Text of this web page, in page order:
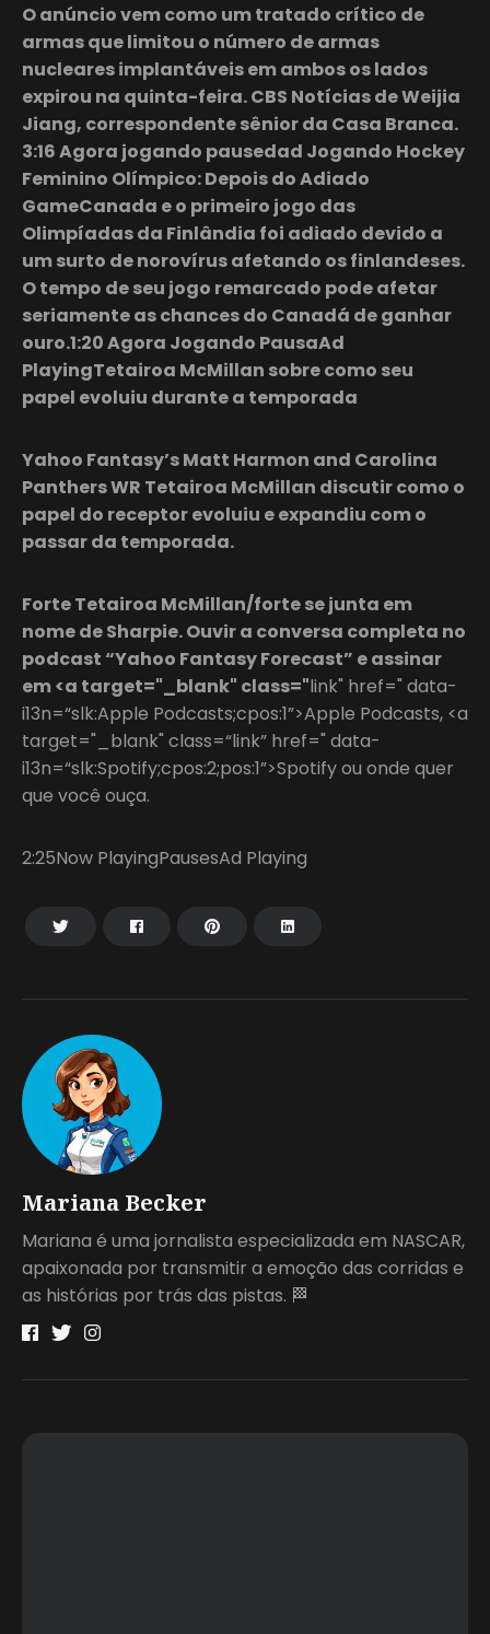
Mariana Becker
Mariana é uma jornalista especializada em NASCAR,
apaixonada por transmitir a emoção das corridas e
as histórias por trás das pistas. 🏁
O anúncio vem como um tratado crítico de
armas que limitou o número de armas
nucleares implantáveis em ambos os lados
expirou na quinta-feira. CBS Notícias de Weijia
Jiang, correspondente sênior da Casa Branca.
3:16 Agora jogando pausedad Jogando Hockey
Feminino Olímpico: Depois do Adiado
GameCanada e o primeiro jogo das
Olimpíadas da Finlândia foi adiado devido a
um surto de norovírus afetando os finlandeses.
O tempo de seu jogo remarcado pode afetar
seriamente as chances do Canadá de ganhar
ouro.1:20 Agora Jogando PausaAd
PlayingTetairoa McMillan sobre como seu
papel evoluiu durante a temporada
Yahoo Fantasy’s Matt Harmon and Carolina
Panthers WR Tetairoa McMillan discutir como o
papel do receptor evoluiu e expandiu com o
passar da temporada.
Forte Tetairoa McMillan/forte se junta em
nome de Sharpie. Ouvir a conversa completa no
podcast “Yahoo Fantasy Forecast” e assinar
em <a target="_blank" class="link" href=" data-
i13n=“slk:Apple Podcasts;cpos:1”>Apple Podcasts, <a
target="_blank" class=“link” href=" data-
i13n=“slk:Spotify;cpos:2;pos:1”>Spotify ou onde quer
que você ouça.
2:25Now PlayingPausesAd Playing